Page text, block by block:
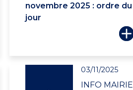
novembre 2025 : ordre du
jour
03/11/2025
INFO MAIRIE